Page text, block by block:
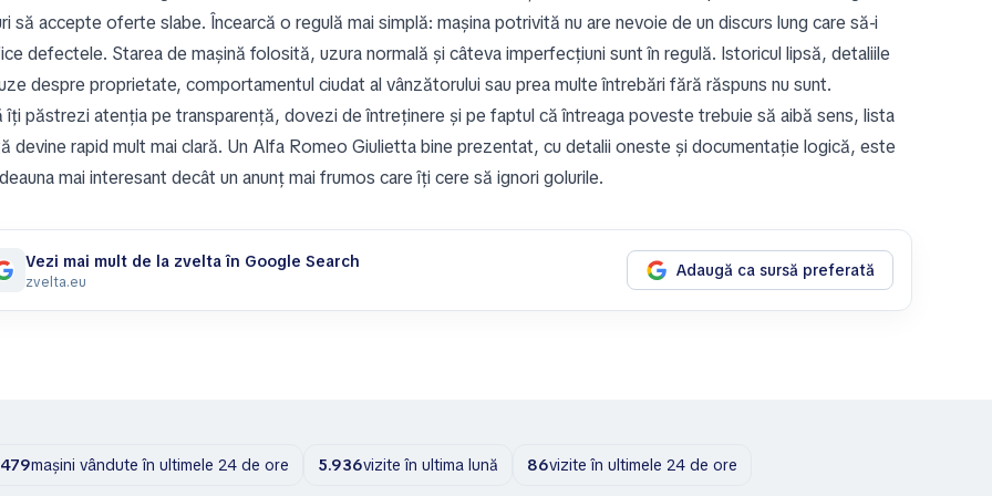
să accepte oferte slabe. Încearcă o regulă mai simplă: mașina potrivită nu are nevoie de un discurs lung care să-i
defectele. Starea de mașină folosită, uzura normală și câteva imperfecțiuni sunt în regulă. Istoricul lipsă, detaliile
despre proprietate, comportamentul ciudat al vânzătorului sau prea multe întrebări fără răspuns nu sunt.
îți păstrezi atenția pe transparență, dovezi de întreținere și pe faptul că întreaga poveste trebuie să aibă sens, lista
devine rapid mult mai clară. Un Alfa Romeo Giulietta bine prezentat, cu detalii oneste și documentație logică, este
mai interesant decât un anunț mai frumos care îți cere să ignori golurile.
Vezi mai mult de la zvelta în Google Search
zvelta.eu
Adaugă ca sursă preferată
479mașini vândute în ultimele 24 de ore 5.936vizite în ultima lună 86vizite în ultimele 24 de ore